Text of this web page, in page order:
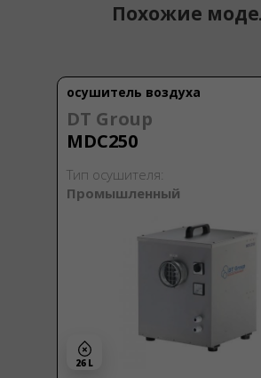
Похожие
осушитель воздуха
DT Group
MDC250
Тип осушителя:
Промышленный
26 L